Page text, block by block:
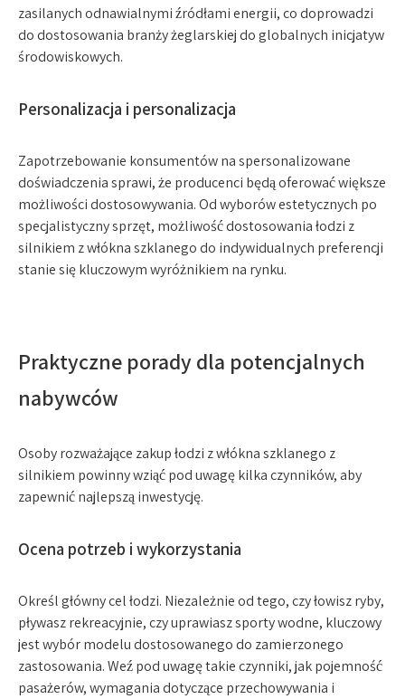
zasilanych odnawialnymi źródłami energii, co doprowadzi
do dostosowania branży żeglarskiej do globalnych inicjatyw
środowiskowych.
Personalizacja i personalizacja
Zapotrzebowanie konsumentów na spersonalizowane
doświadczenia sprawi, że producenci będą oferować większe
możliwości dostosowywania. Od wyborów estetycznych po
specjalistyczny sprzęt, możliwość dostosowania łodzi z
silnikiem z włókna szklanego do indywidualnych preferencji
stanie się kluczowym wyróżnikiem na rynku.
Praktyczne porady dla potencjalnych
nabywców
Osoby rozważające zakup łodzi z włókna szklanego z
silnikiem powinny wziąć pod uwagę kilka czynników, aby
zapewnić najlepszą inwestycję.
Ocena potrzeb i wykorzystania
Określ główny cel łodzi. Niezależnie od tego, czy łowisz ryby,
pływasz rekreacyjnie, czy uprawiasz sporty wodne, kluczowy
jest wybór modelu dostosowanego do zamierzonego
zastosowania. Weź pod uwagę takie czynniki, jak pojemność
pasażerów, wymagania dotyczące przechowywania i